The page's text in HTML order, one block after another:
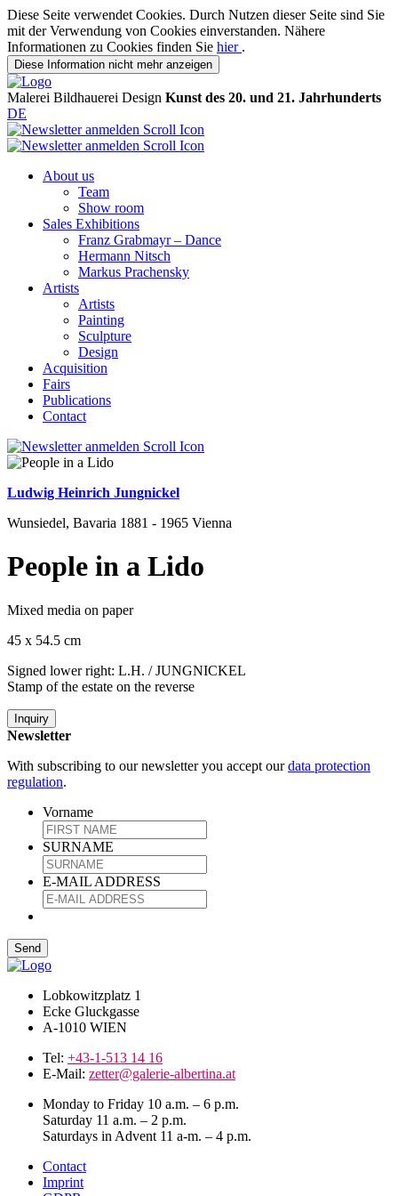
Diese Seite verwendet Cookies. Durch Nutzen dieser Seite sind Sie
mit der Verwendung von Cookies einverstanden. Nähere
Informationen zu Cookies finden Sie hier .
Diese Information nicht mehr anzeigen
Malerei Bildhauerei Design Kunst des 20. und 21. Jahrhunderts
DE
About us
Team
Show room
Sales Exhibitions
Franz Grabmayr – Dance
Hermann Nitsch
Markus Prachensky
Artists
Artists
Painting
Sculpture
Design
Acquisition
Fairs
Publications
Contact
Ludwig Heinrich Jungnickel
Wunsiedel, Bavaria 1881 - 1965 Vienna
People in a Lido
Mixed media on paper
45 x 54.5 cm
Signed lower right: L.H. / JUNGNICKEL
Stamp of the estate on the reverse
Inquiry
Newsletter
With subscribing to our newsletter you accept ourdata protection
regulation.
Vorname
SURNAME
E-MAIL ADDRESS
Lobkowitzplatz 1
Ecke Gluckgasse
A-1010 WIEN
Tel: +43-1-513 14 16
E-Mail: zetter@galerie-albertina.at
Monday to Friday 10 a.m. – 6 p.m.
Saturday 11 a.m. – 2 p.m.
Saturdays in Advent 11 a-m. – 4 p.m.
Contact
Imprint